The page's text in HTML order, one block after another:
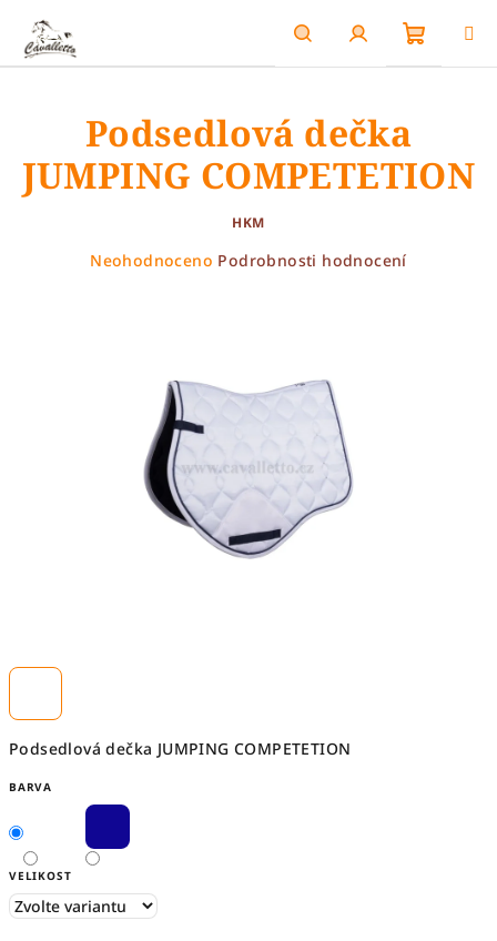
obsah
HledatPřihlášení
Podsedlová dečka JUMPING COMPETETION
BARVA
VELIKOST
Podsedlová dečka
JUMPING COMPETETION
HKM
Průměrné
hvězdiček.
Neohodnoceno Podrobnosti hodnocení